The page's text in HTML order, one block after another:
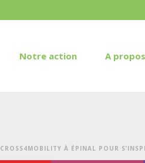
Notre action A propos
CROSS4MOBILITY À ÉPINAL POUR